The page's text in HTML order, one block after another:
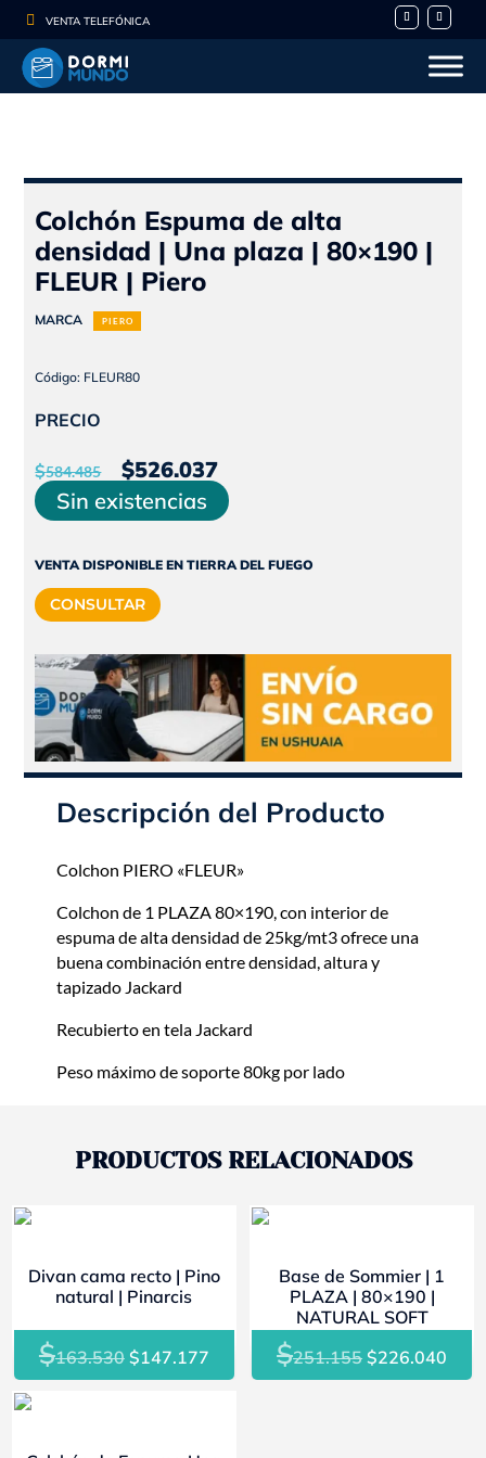
 VENTA TELEFÓNICA
Colchón Espuma de alta
densidad | Una plaza | 80×190 |
FLEUR | Piero
MARCA PIERO
Código: FLEUR80
PRECIO
$584.485
El
precio
original
era:
$584.485.
$526.037El
precio
actual
es:
Sin existencias
VENTA DISPONIBLE EN TIERRA DEL FUEGO
CONSULTAR
Descripción del Producto
Colchon PIERO «FLEUR»
Colchon de 1 PLAZA 80×190, con interior de
espuma de alta densidad de 25kg/mt3 ofrece una
buena combinación entre densidad, altura y
tapizado Jackard
Recubierto en tela Jackard
Peso máximo de soporte 80kg por lado
PRODUCTOS RELACIONADOS
Divan cama recto | Pino
natural | Pinarcis
$163.530 El
precio
$147.177El
precio
Base de Sommier | 1
PLAZA | 80×190 |
NATURAL SOFT
$251.155 El
precio
$226.040